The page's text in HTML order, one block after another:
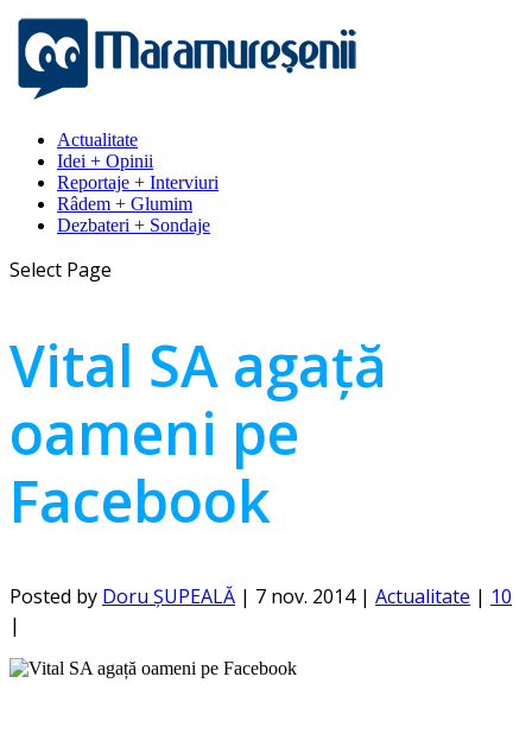
Actualitate
Idei + Opinii
Reportaje + Interviuri
Râdem + Glumim
Dezbateri + Sondaje
Select Page
Vital SA agață
oameni pe
Facebook
Posted by Doru ȘUPEALĂ | 7 nov. 2014| Actualitate | 10
|